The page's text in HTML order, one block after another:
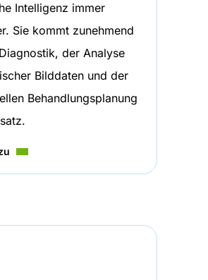
Intelligenz immer
Sie kommt zunehmend
der Analyse
Bilddaten und der
Behandlungsplanung